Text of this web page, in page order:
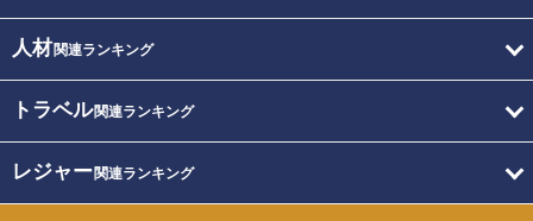
人材関連ランキング
トラベル関連ランキング
レジャー関連ランキング